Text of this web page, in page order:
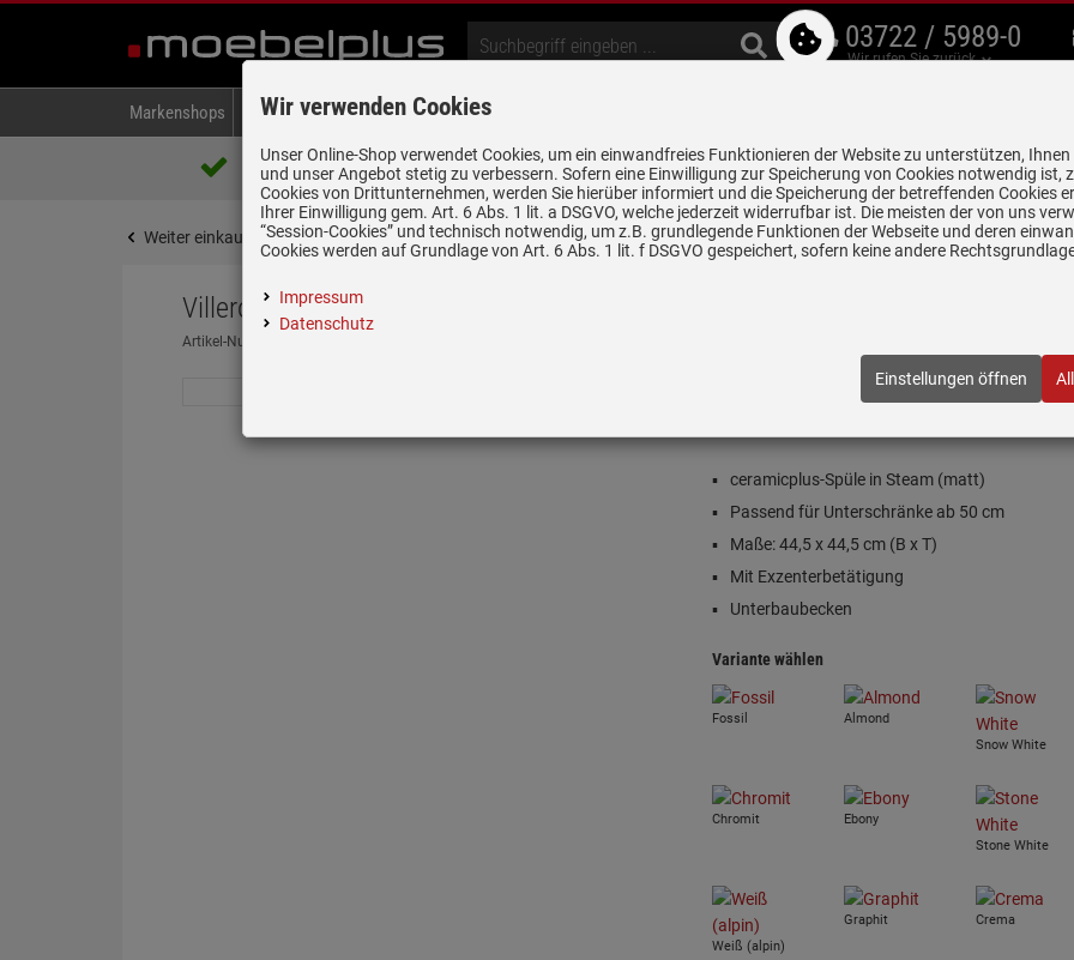
03722 / 5989-0
Wir rufen Sie zurück
Markenshops Backen & Kochen Kühlen & Gefrieren
Über 85.000 positive Bewertungen
auf eBay, Amazon und Trusted Shops
5 Jahre Garantie auf
alle gekennzeichneten Produkte
Weiter einkaufen Startseite Spülen & Armaturen Keramikspülen Villeroy & Boch Cisterna 50 Steam - 6703 02 SM
Villeroy & Boch Cisterna 50 Steam - 6703 02 SM Keramikspüle
Artikel-Nummer:
Einloggen und Bewertung schreiben
ceramicplus-Spüle in Steam (matt)
Passend für Unterschränke ab 50 cm
Maße: 44,5 x 44,5 cm (B x T)
Mit Exzenterbetätigung
Unterbaubecken
Variante wählen
Fossil
Almond
Snow White
Chromit
Ebony
Stone White
Weiß (alpin)
Graphit Crema
Wir verwenden Cookies
Unser Online-Shop verwendet Cookies, um ein einwandfreies Funktionieren der Website zu unterstützen,
und unser Angebot stetig zu verbessern. Sofern eine Einwilligung zur Speicherung von Cookies notwendig ist,
Cookies von Drittunternehmen, werden Sie hierüber informiert und die Speicherung der betreffenden Cookies
Ihrer Einwilligung gem. Art. 6 Abs. 1 lit. a DSGVO, welche jederzeit widerrufbar ist. Die meisten der von uns
“Session-Cookies” und technisch notwendig, um z.B. grundlegende Funktionen der Webseite und deren
Cookies werden auf Grundlage von Art. 6 Abs. 1 lit. f DSGVO gespeichert, sofern keine andere
Impressum
Datenschutz
Einstellungen öffnen